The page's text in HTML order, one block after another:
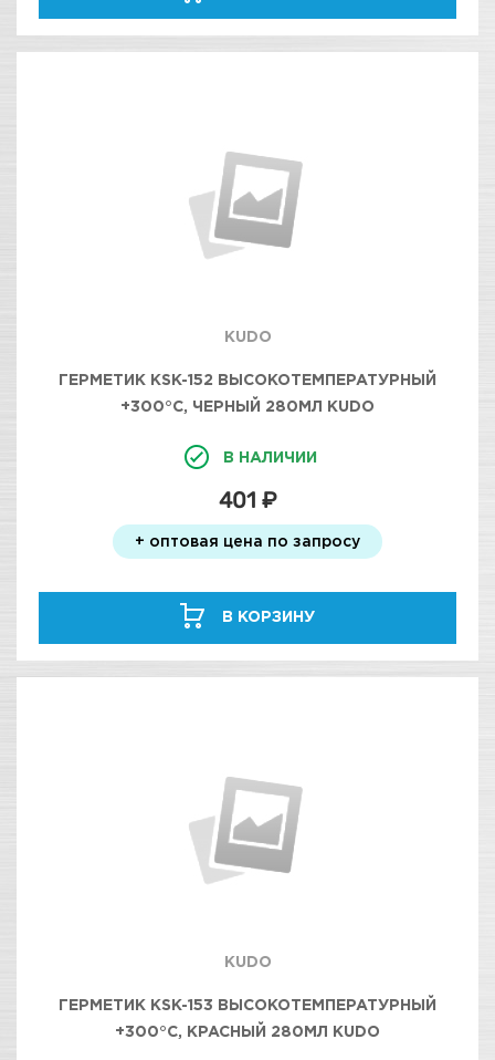
KUDO
ГЕРМЕТИК KSK-152 ВЫСОКОТЕМПЕРАТУРНЫЙ
+300°С, ЧЕРНЫЙ 280МЛ KUDO
В НАЛИЧИИ
401 ₽
+ оптовая цена по запросу
В КОРЗИНУ
KUDO
ГЕРМЕТИК KSK-153 ВЫСОКОТЕМПЕРАТУРНЫЙ
+300°С, КРАСНЫЙ 280МЛ KUDO